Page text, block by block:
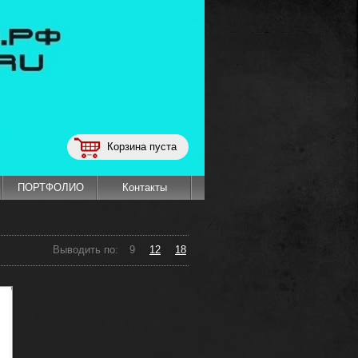
Корзина пуста
ПОРТФОЛИО Контакты
Выводить по: 9 12 18